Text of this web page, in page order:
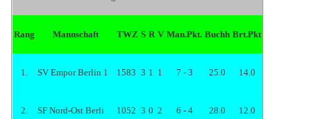
Rang Mannschaft TWZ S R V Man.Pkt. Buchh Brt.Pkt
1. SV Empor Berlin 1 1583 3 1 1 7 - 3 25.0 14.0
2. SF Nord-Ost Berli 1052 3 0 2 6 - 4 28.0 12.0